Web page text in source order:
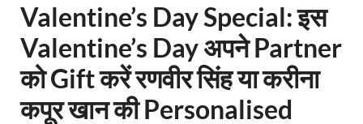
Valentine’s Day Special: इस
Valentine’s Day अपने Partner
को Gift करें रणवीर सिंह या करीना
कपूर खान की Personalised